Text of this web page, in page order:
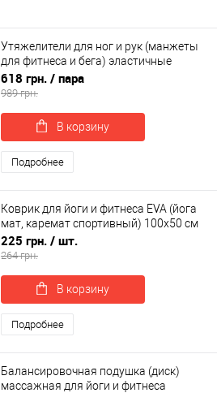
Утяжелители для ног и рук (манжеты
для фитнеса и бега) эластичные
OSPORT Pro 2шт по 2.5кг (OF-0064)
618 грн. / пара
989 грн.
В корзину
Подробнее
Коврик для йоги и фитнеса EVA (йога
мат, каремат спортивный) 100х50 см
OSPORT Yoga Pro Micro 3мм (OF-0244)
225 грн. / шт.
264 грн.
В корзину
Подробнее
Балансировочная подушка (диск)
массажная для йоги и фитнеса